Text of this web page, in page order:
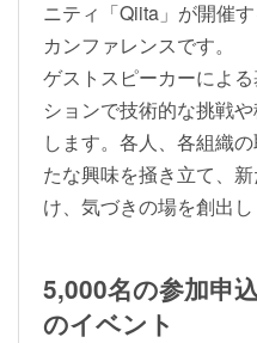
ニティ「Qiita」が開催
カンファレンスです。
ゲストスピーカーによ
ションで技術的な挑戦
します。各人、各組織
たな興味を掻き立て、
け、気づきの場を創出し
5,000名の参加申
のイベント